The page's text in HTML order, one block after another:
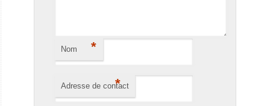
Nom *
Adresse de contact
*